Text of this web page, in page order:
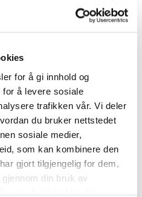
for å gi innhold og
for å levere sosiale
trafikken vår. Vi deler
du bruker nettstedet
sosiale medier,
som kan kombinere den
gjort tilgjengelig for dem,
din bruk av
gård i sommer!
- 12
- 17